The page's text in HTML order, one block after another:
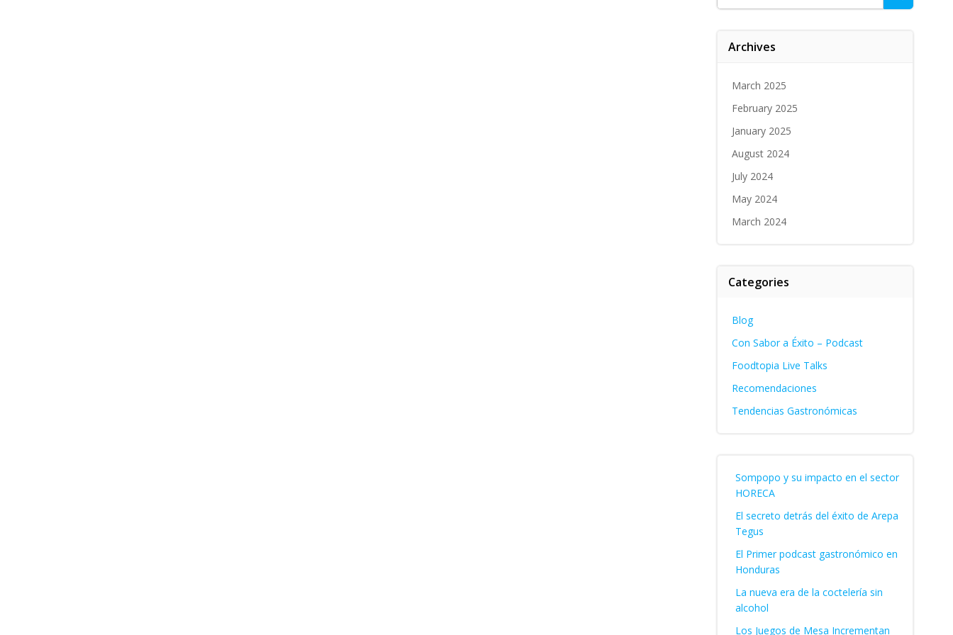
for:
Archives
March 2025
February 2025
January 2025
August 2024
July 2024
May 2024
March 2024
Categories
Blog
Con Sabor a Éxito – Podcast
Foodtopia Live Talks
Recomendaciones
Tendencias Gastronómicas
Sompopo y su impacto en el sector
HORECA
El secreto detrás del éxito de Arepa
Tegus
El Primer podcast gastronómico en
Honduras
La nueva era de la coctelería sin
alcohol
Los Juegos de Mesa Incrementan